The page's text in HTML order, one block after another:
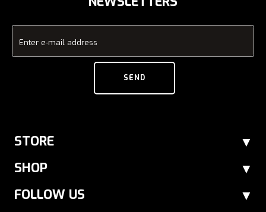
Enter e-mail address
SEND
STORE
SHOP
FOLLOW US